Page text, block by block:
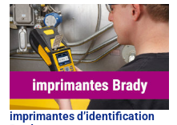
imprimantes d’identification